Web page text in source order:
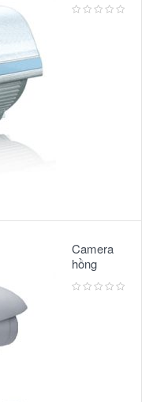
Model
Camera
hồng
ngoại:
Model –